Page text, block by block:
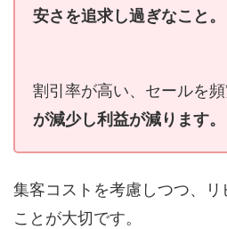
安さを追求し過ぎなこと。
割引率が高い、セールを
が減少し利益が減ります。
集客コストを考慮しつつ、
ことが大切です。